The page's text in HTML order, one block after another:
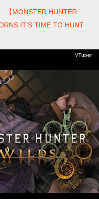
【MONSTER HUNTER
IT'S TIME TO HUNT
VTuber